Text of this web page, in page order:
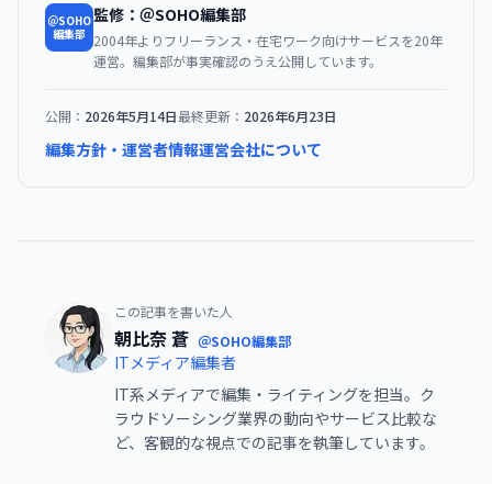
＠SOHO
編集部
監修：＠SOHO編集部
2004年よりフリーランス・在宅ワーク向けサービスを20年
運営。編集部が事実確認のうえ公開しています。
公開： 2026年5月14日最終更新： 2026年6月23日
編集方針・運営者情報運営会社について
この記事を書いた人
朝比奈 蒼 ＠SOHO編集部
ITメディア編集者
IT系メディアで編集・ライティングを担当。ク
ラウドソーシング業界の動向やサービス比較な
ど、客観的な視点での記事を執筆しています。